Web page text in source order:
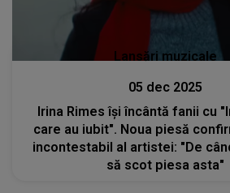
Lansări muzicale
05 dec 2025
Irina Rimes își încântă fanii cu
care au iubit". Noua piesă
incontestabil al artistei: "De
să scot piesa asta"